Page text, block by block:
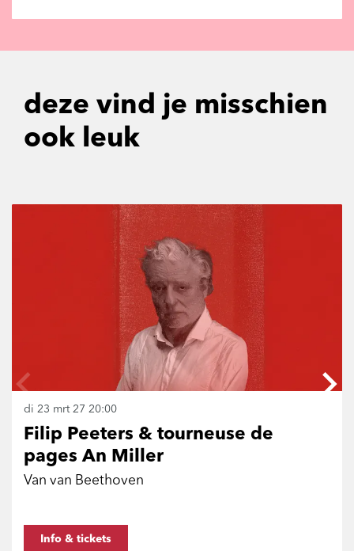
deze vind je misschien
ook leuk
Filip Peeters & tourneuse de
pages An Miller
Van van Beethoven
di 23 mrt 27 20:00
Info & tickets